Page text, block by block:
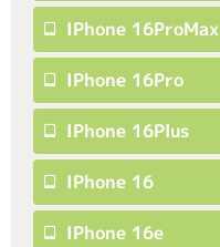
IPhone 16ProMax
IPhone 16Pro
IPhone 16Plus
IPhone 16
IPhone 16e